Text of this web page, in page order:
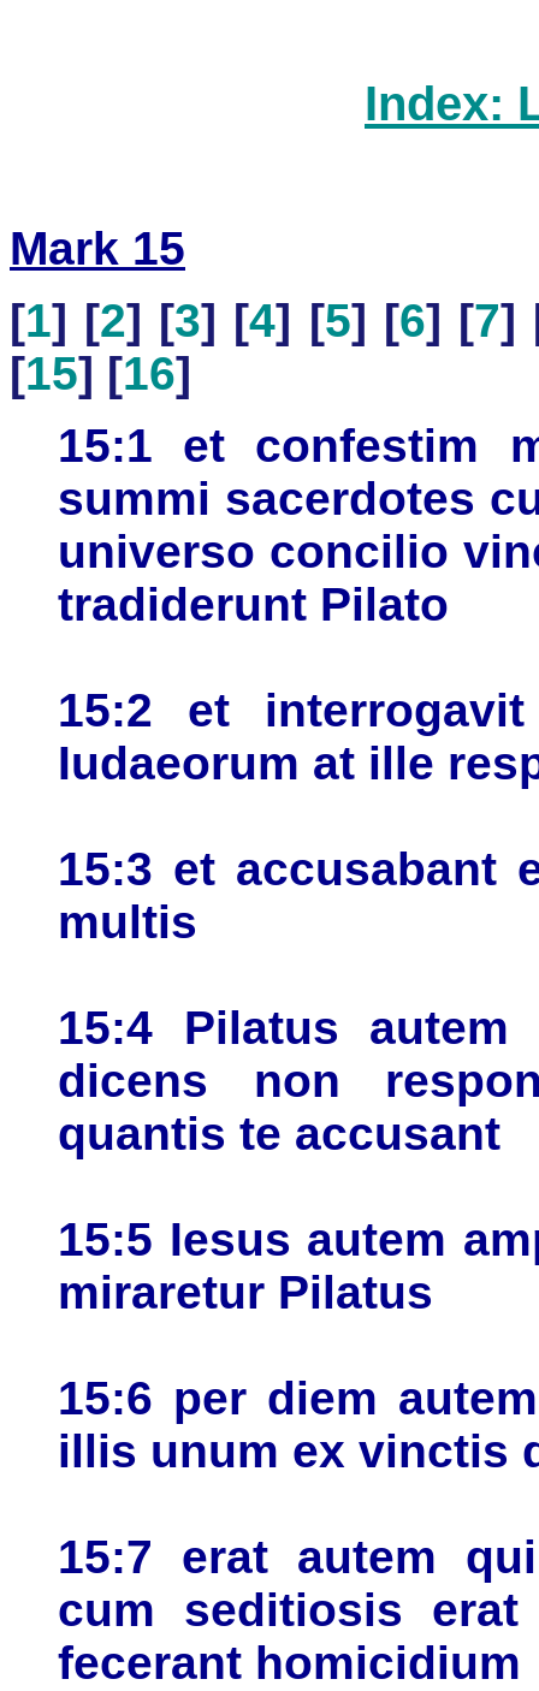
Index:
Mark 15
[1] [2] [3] [4] [5] [6] [7]
[15] [16]
15:1 et confestim
summi sacerdotes
universo concilio
tradiderunt Pilato
15:2 et
Iudaeorum at ille
15:3 et accusabant
multis
15:4 Pilatus
dicens non
quantis te accusant
15:5 Iesus autem
miraretur Pilatus
15:6 per diem
illis unum ex vinctis
15:7 erat autem
cum seditiosis
fecerant homicidium